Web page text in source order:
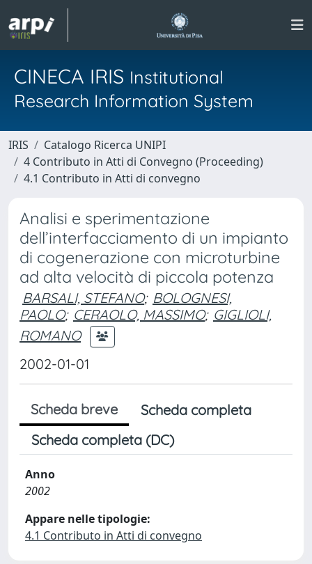
CINECA IRIS Institutional
Research Information System
IRIS
Catalogo Ricerca UNIPI
4 Contributo in Atti di Convegno (Proceeding)
4.1 Contributo in Atti di convegno
Analisi e sperimentazione
dell’interfacciamento di un impianto
di cogenerazione con microturbine
ad alta velocità di piccola potenza
BARSALI, STEFANO; BOLOGNESI,
PAOLO; CERAOLO, MASSIMO; GIGLIOLI,
ROMANO
2002-01-01
Scheda breve
Scheda completa
Scheda completa (DC)
Anno
2002
Appare nelle tipologie:
4.1 Contributo in Atti di convegno